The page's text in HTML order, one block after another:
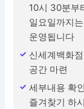
10시 30분부
일요일까지
운영됩니다
신세계백화
공간 마련
세부내용 확
즐겨찾기 하